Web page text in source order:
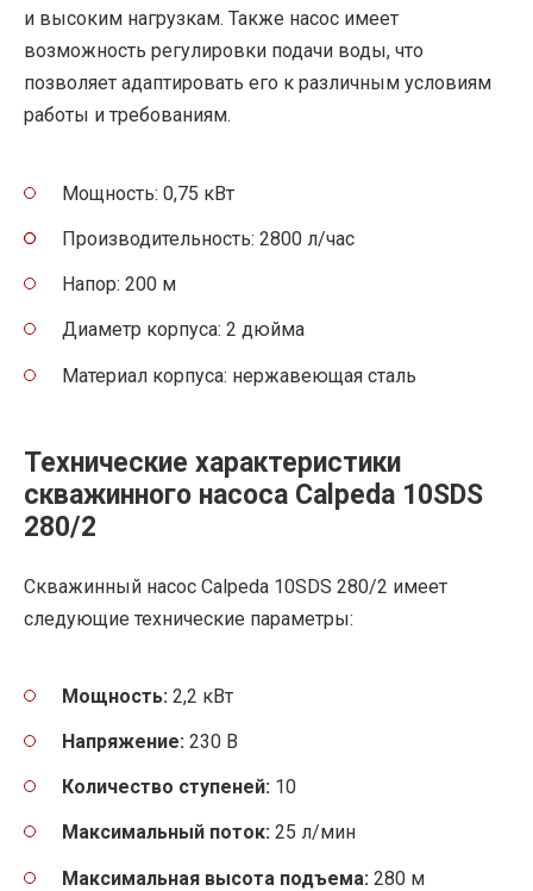
и высоким нагрузкам. Также насос имеет
возможность регулировки подачи воды, что
позволяет адаптировать его к различным условиям
работы и требованиям.
Мощность: 0,75 кВт
Производительность: 2800 л/час
Напор: 200 м
Диаметр корпуса: 2 дюйма
Материал корпуса: нержавеющая сталь
Технические характеристики
скважинного насоса Calpeda 10SDS
280/2
Скважинный насос Calpeda 10SDS 280/2 имеет
следующие технические параметры:
Мощность: 2,2 кВт
Напряжение: 230 В
Количество ступеней: 10
Максимальный поток: 25 л/мин
Максимальная высота подъема: 280 м